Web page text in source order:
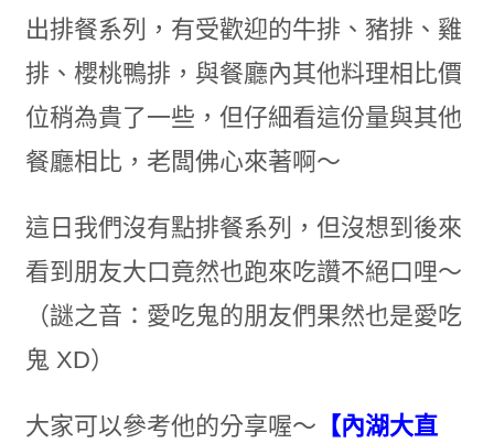
出排餐系列，有受歡迎的牛排、豬排、雞
排、櫻桃鴨排，與餐廳內其他料理相比價
位稍為貴了一些，但仔細看這份量與其他
餐廳相比，老闆佛心來著啊～
這日我們沒有點排餐系列，但沒想到後來
看到朋友大口竟然也跑來吃讚不絕口哩～
（謎之音：愛吃鬼的朋友們果然也是愛吃
鬼 XD）
大家可以參考他的分享喔～ 【內湖大直